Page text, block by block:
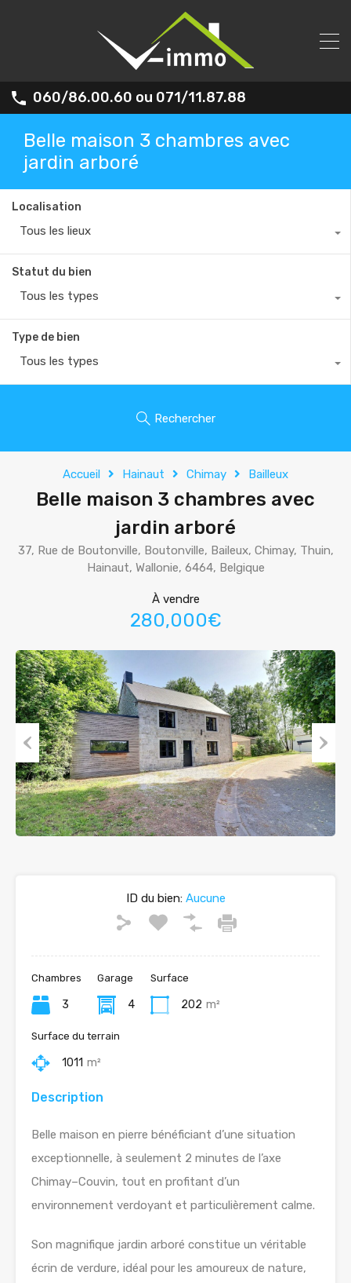
060/86.00.60 ou 071/11.87.88
Belle maison 3 chambres avec
jardin arboré
Localisation
Tous les lieux
Statut du bien
Tous les types
Type de bien
Tous les types
Rechercher
Accueil Hainaut Chimay Bailleux
Belle maison 3 chambres avec
jardin arboré
37, Rue de Boutonville, Boutonville, Baileux, Chimay, Thuin,
Hainaut, Wallonie, 6464, Belgique
À vendre
280,000€
Previous Next
ID du bien:Aucune
Chambres
3
Garage
4
Surface
202 m²
Surface du terrain
1011 m²
Description
Belle maison en pierre bénéficiant d’une situation
exceptionnelle, à seulement 2 minutes de l’axe
Chimay–Couvin, tout en profitant d’un
environnement verdoyant et particulièrement calme.
Son magnifique jardin arboré constitue un véritable
écrin de verdure, idéal pour les amoureux de nature,